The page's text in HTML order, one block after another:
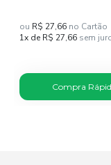
ou R$ 27,66 no Cartão
1x de R$ 27,66 sem
Compra